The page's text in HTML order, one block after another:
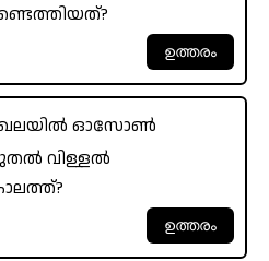
ഓസോൺ
വിള്ളൽ